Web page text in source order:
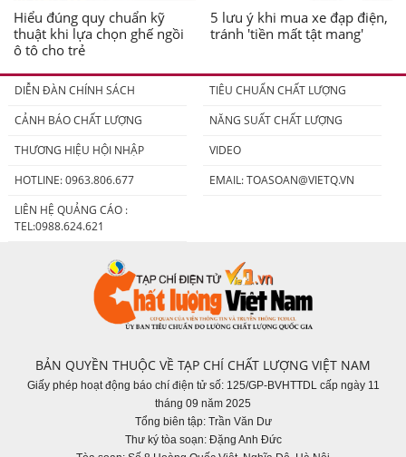
Hiểu đúng quy chuẩn kỹ
thuật khi lựa chọn ghế ngồi
ô tô cho trẻ
5 lưu ý khi mua xe đạp điện,
tránh 'tiền mất tật mang'
DIỄN ĐÀN CHÍNH SÁCH
TIÊU CHUẨN CHẤT LƯỢNG
CẢNH BÁO CHẤT LƯỢNG
NĂNG SUẤT CHẤT LƯỢNG
THƯƠNG HIỆU HỘI NHẬP
VIDEO
HOTLINE: 0963.806.677
EMAIL:TOASOAN@VIETQ.VN
LIÊN HỆ QUẢNG CÁO :
TEL:0988.624.621
BẢN QUYỀN THUỘC VỀ TẠP CHÍ CHẤT LƯỢNG VIỆT NAM
Giấy phép hoạt động báo chí điện tử số: 125/GP-BVHTTDL cấp ngày 11
tháng 09 năm 2025
Tổng biên tập: Trần Văn Dư
Thư ký tòa soạn: Đặng Anh Đức